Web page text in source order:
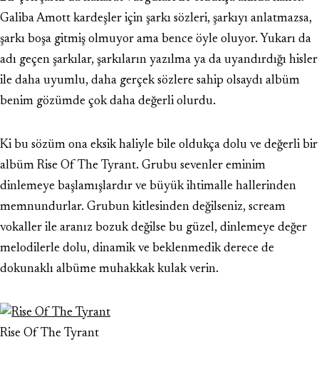
Galiba Amott kardeşler için şarkı sözleri, şarkıyı anlatmazsa,
şarkı boşa gitmiş olmuyor ama bence öyle oluyor. Yukarı da
adı geçen şarkılar, şarkıların yazılma ya da uyandırdığı hisler
ile daha uyumlu, daha gerçek sözlere sahip olsaydı albüm
benim gözümde çok daha değerli olurdu.
Ki bu sözüm ona eksik haliyle bile oldukça dolu ve değerli bir
albüm Rise Of The Tyrant. Grubu sevenler eminim
dinlemeye başlamışlardır ve büyük ihtimalle hallerinden
memnundurlar. Grubun kitlesinden değilseniz, scream
vokaller ile aranız bozuk değilse bu güzel, dinlemeye değer
melodilerle dolu, dinamik ve beklenmedik derece de
dokunaklı albüme muhakkak kulak verin.
Rise Of The Tyrant